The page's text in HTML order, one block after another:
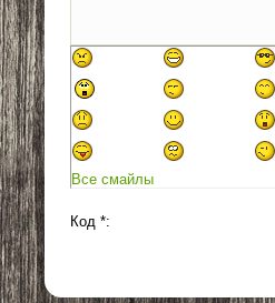
Все смайлы
Код *: